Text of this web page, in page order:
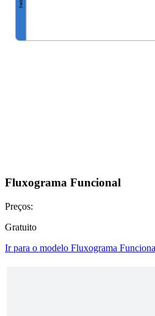
Fluxograma Funcional
Preços:
Gratuito
Ir para o modelo Fluxograma